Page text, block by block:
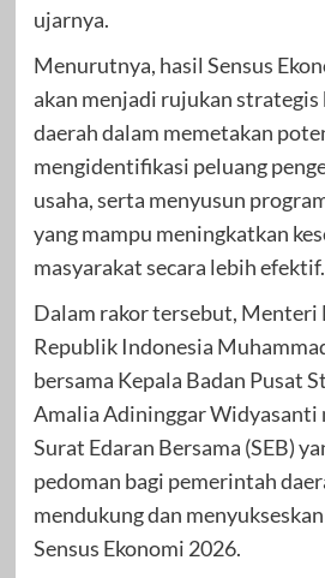
ujarnya.
Menurutnya, hasil Sensus
akan menjadi rujukan
daerah dalam memetakan
mengidentifikasi peluang
usaha, serta menyusun
yang mampu meningkatkan
masyarakat secara lebih efektif.
Dalam rakor tersebut, Menteri
Republik Indonesia
bersama Kepala Badan Pusat
Amalia Adininggar Widyasanti
Surat Edaran Bersama (SEB)
pedoman bagi pemerintah
mendukung dan
Sensus Ekonomi 2026.